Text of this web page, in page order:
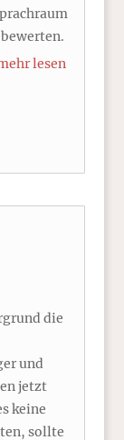
lesen
die
und
jetzt
keine
sollte